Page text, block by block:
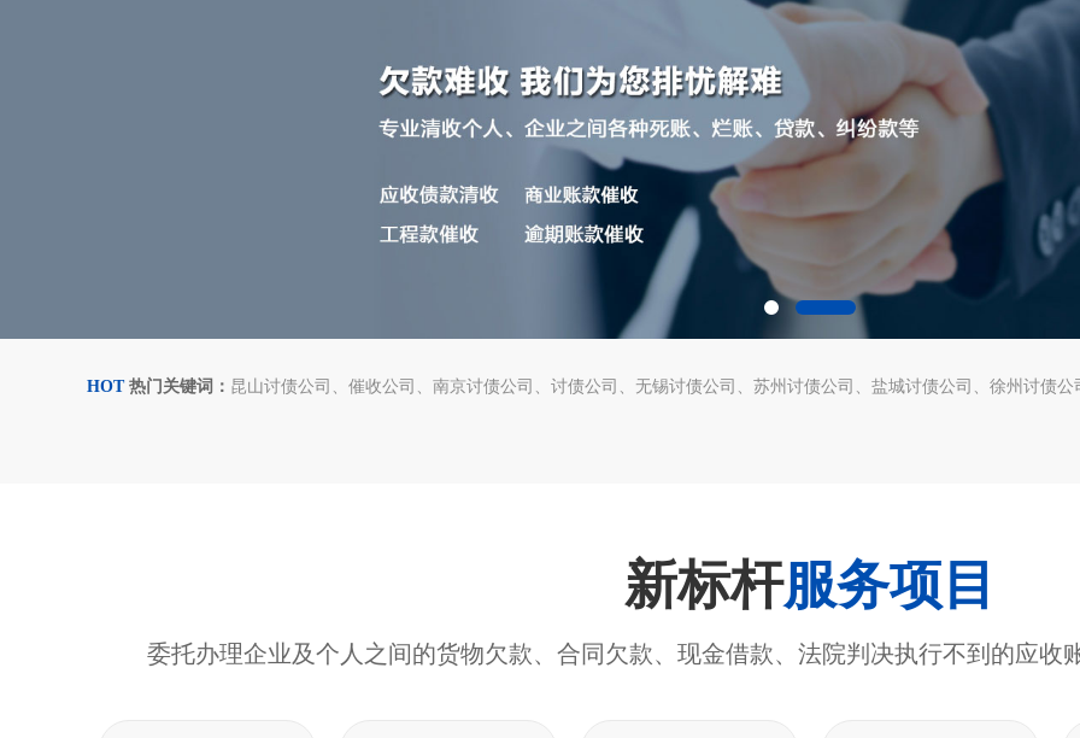
HOT热门关键词： 昆山讨债公司 催收公司 南京讨债公司 讨债公司 无锡讨债公司 苏州讨债公司 盐城讨债公司 徐州讨债公
新标杆服务项目
委托办理企业及个人之间的货物欠款、合同欠款、现金借款、法院判决执行不到的应收